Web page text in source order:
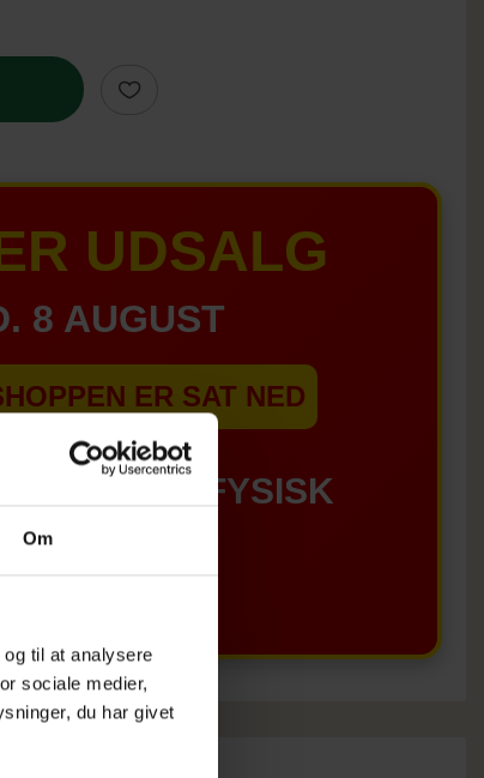
Om
til at analysere
sociale medier,
du har givet
UDSALG
8 AUGUST
ER SAT NED
IKKE I FYSISK